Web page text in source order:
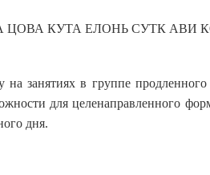
ЦОВА КУТА ЕЛОНЬ СУТК АВИ
в группе продленного
для целенаправленного
дня.